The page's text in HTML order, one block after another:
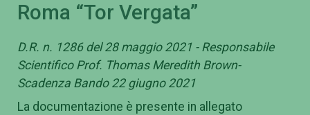
Roma “Tor Vergata”
D.R. n. 1286 del 28 maggio 2021 - Responsabile
Scientifico Prof. Thomas Meredith Brown-
Scadenza Bando 22 giugno 2021
La documentazione è presente in allegato